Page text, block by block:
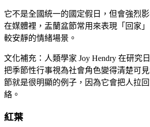
它不是全國統一的國定假日，但會強烈
在媒體裡，盂蘭盆節常用來表現「回家
較安靜的情緒場景。
文化補充：人類學家 Joy Hendry 在研究
把季節性行事視為社會角色變得清楚可
節就是很明顯的例子，因為它會把人拉
絡。
紅葉